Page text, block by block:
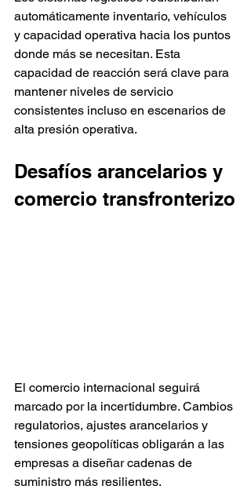
automáticamente inventario, vehículos
y capacidad operativa hacia los puntos
donde más se necesitan. Esta
capacidad de reacción será clave para
mantener niveles de servicio
consistentes incluso en escenarios de
alta presión operativa.
Desafíos arancelarios y
comercio transfronterizo
El comercio internacional seguirá
marcado por la incertidumbre. Cambios
regulatorios, ajustes arancelarios y
tensiones geopolíticas obligarán a las
empresas a diseñar cadenas de
suministro más resilientes.